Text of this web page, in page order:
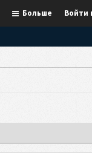
Войти
Больше